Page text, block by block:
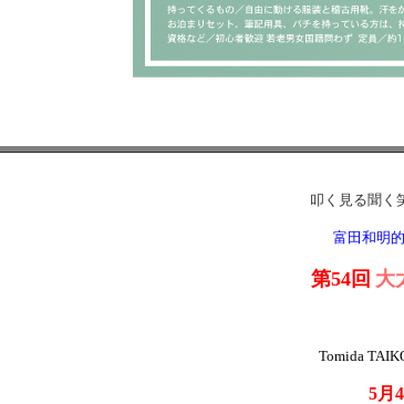
叩く見る聞く
富田和明
第54回 大
Tomida
5月